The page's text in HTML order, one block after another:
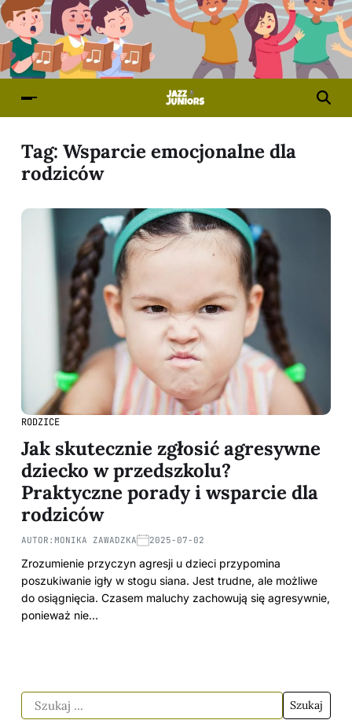
Tag: Wsparcie emocjonalne dla
rodziców
RODZICE
Jak skutecznie zgłosić agresywne
dziecko w przedszkolu?
Praktyczne porady i wsparcie dla
rodziców
AUTOR: MONIKA ZAWADZKA 2025-07-02
Zrozumienie przyczyn agresji u dzieci przypomina
poszukiwanie igły w stogu siana. Jest trudne, ale możliwe
do osiągnięcia. Czasem maluchy zachowują się agresywnie,
ponieważ nie…